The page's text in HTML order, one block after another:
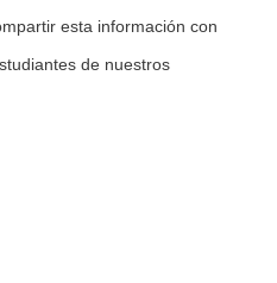
esta información con
de nuestros